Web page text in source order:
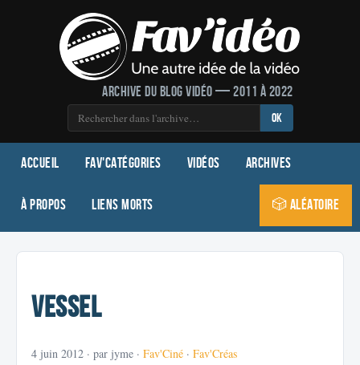
Archive du blog vidéo — 2011 à 2022
OK
Accueil Fav'Catégories Vidéos Archives
À propos Liens morts 🎲 Aléatoire
Vessel
4 juin 2012 · par jyme · Fav'Ciné · Fav'Créas